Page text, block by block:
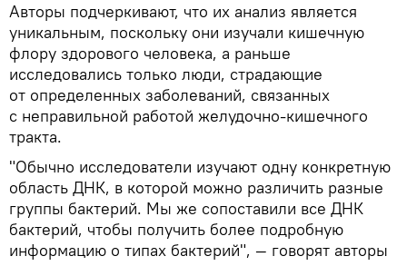
Авторы подчеркивают, что их анализ является
уникальным, поскольку они изучали кишечную
флору здорового человека, а раньше
исследовались только люди, страдающие
от определенных заболеваний, связанных
с неправильной работой желудочно-кишечного
тракта.
"Обычно исследователи изучают одну конкретную
область ДНК, в которой можно различить разные
группы бактерий. Мы же сопоставили все ДНК
бактерий, чтобы получить более подробную
информацию о типах бактерий", — говорят авторы